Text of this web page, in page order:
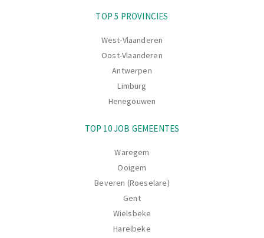
TOP 5 PROVINCIES
West-Vlaanderen
Oost-Vlaanderen
Antwerpen
Limburg
Henegouwen
TOP 10 JOB GEMEENTES
Waregem
Ooigem
Beveren (Roeselare)
Gent
Wielsbeke
Harelbeke